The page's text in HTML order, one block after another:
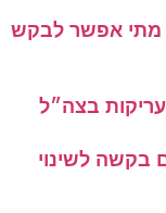
מתי אפשר לבקש
בצה״ל
בקשה לשינוי